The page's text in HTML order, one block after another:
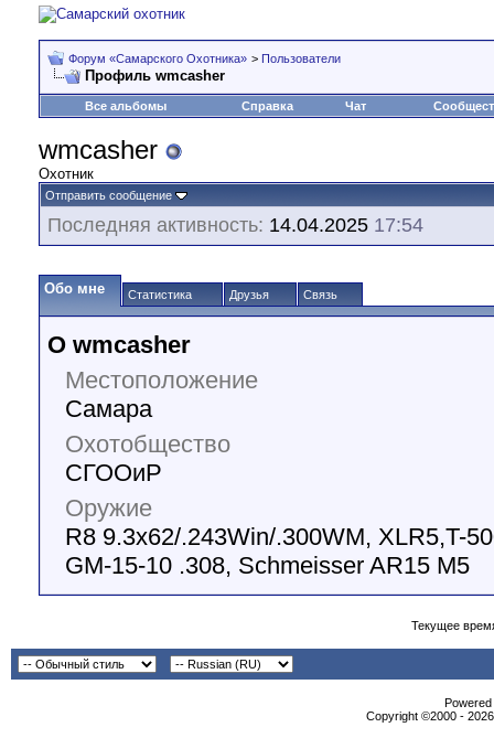
Форум «Самарского Охотника» > Пользователи
Профиль wmcasher
Все альбомы Справка Чат
wmcasher
Охотник
Отправить сообщение
Последняя активность: 14.04.2025 17:54
Обо мне Статистика Друзья Связь
О wmcasher
Местоположение
Самара
Охотобщество
СГООиР
Оружие
R8 9.3x62/.243Win/.300WM, XLR5,T-
GM-15-10 .308, Schmeisser AR15 M5
Текущее
Copyright ©2000 -